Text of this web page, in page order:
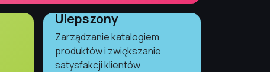
Ulepszony
Zarządzanie katalogiem
produktów i zwiększanie
satysfakcji klientów